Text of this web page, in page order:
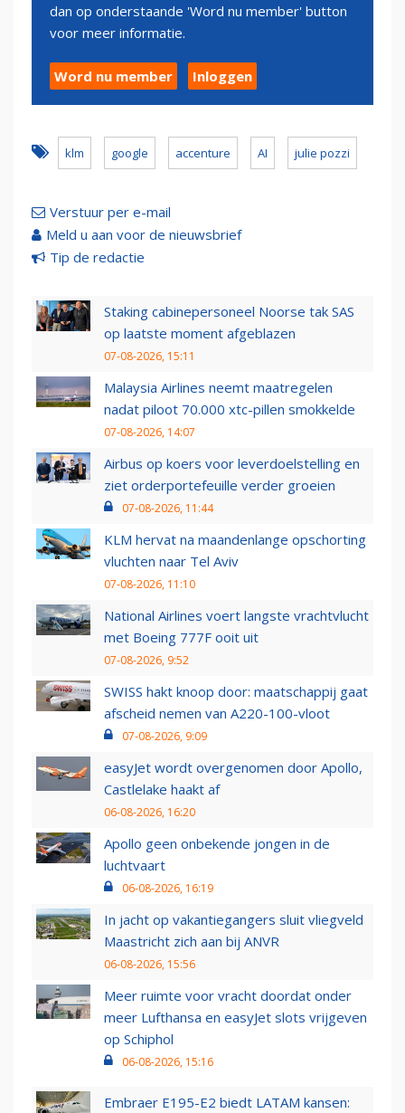
dan op onderstaande 'Word nu member' button
voor meer informatie.
Word nu member Inloggen
klm google accenture AI julie pozzi
Verstuur per e-mail
Meld u aan voor de nieuwsbrief
Tip de redactie
Staking cabinepersoneel Noorse tak SAS
op laatste moment afgeblazen
07-08-2026, 15:11
Malaysia Airlines neemt maatregelen
nadat piloot 70.000 xtc-pillen smokkelde
07-08-2026, 14:07
Airbus op koers voor leverdoelstelling en
ziet orderportefeuille verder groeien
07-08-2026, 11:44
KLM hervat na maandenlange opschorting
vluchten naar Tel Aviv
07-08-2026, 11:10
National Airlines voert langste vrachtvlucht
met Boeing 777F ooit uit
07-08-2026, 9:52
SWISS hakt knoop door: maatschappij gaat
afscheid nemen van A220-100-vloot
07-08-2026, 9:09
easyJet wordt overgenomen door Apollo,
Castlelake haakt af
06-08-2026, 16:20
Apollo geen onbekende jongen in de
luchtvaart
06-08-2026, 16:19
In jacht op vakantiegangers sluit vliegveld
Maastricht zich aan bij ANVR
06-08-2026, 15:56
Meer ruimte voor vracht doordat onder
meer Lufthansa en easyJet slots vrijgeven
op Schiphol
06-08-2026, 15:16
Embraer E195-E2 biedt LATAM kansen: